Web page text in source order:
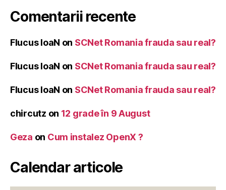
Comentarii recente
Flucus IoaN on SCNet Romania frauda sau real?
Flucus IoaN on SCNet Romania frauda sau real?
Flucus IoaN on SCNet Romania frauda sau real?
chircutz on 12 grade în 9 August
Geza on Cum instalez OpenX ?
Calendar articole